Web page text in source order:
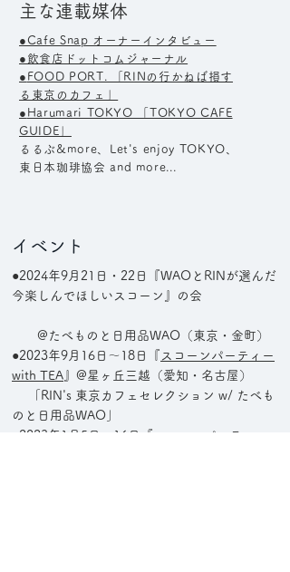
主な連載媒体
●Cafe Snap オーナーインタビュー
●飲食店ドットコムジャーナル
● FOOD PORT. 「RINの行かねば損す
る東京のカフェ」
● Harumari TOKYO 「TOKYO CAFE
GUIDE」
るるぶ&more、Let's enjoy TOKYO、
東日本珈琲協会 and more...
イベント
●2024年9月21日・22日『WAOとRINが選んだ
今楽しんでほしいスコーン』の会
@たべものと日用品WAO（東京・金町）
●2023年9月16日〜18日『
スコーンパーティー
with TEA 』@星ヶ丘三越（愛知・名古屋）
「RIN's 東京カフェセレクション w/ たべも
のと日用品WAO」
●2023年1月5日〜16日『
スコーンパーティー